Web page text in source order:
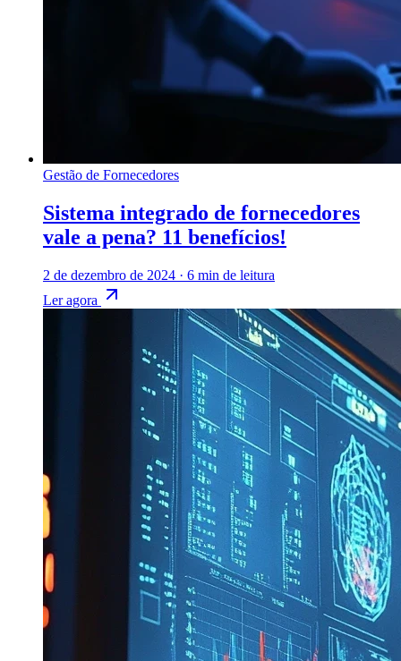
Gestão de Fornecedores
Sistema integrado de fornecedores
vale a pena? 11 benefícios!
2 de dezembro de 2024 · 6 min de leitura
Ler agora